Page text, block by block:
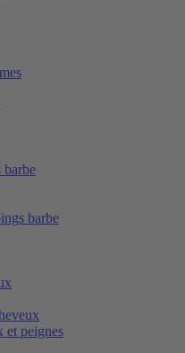
barbe
barbe
et peignes